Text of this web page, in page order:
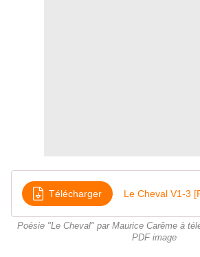
Télécharger Le Cheval V1-3
Poésie "Le Cheval" par Maurice Carême à
PDF image